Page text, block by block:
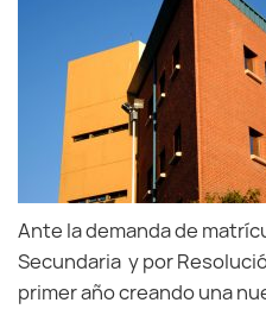
Ante la demanda de
Secundaria y por
primer año creando una